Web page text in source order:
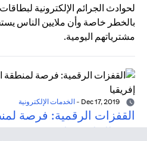
لحوادث الجرائم الإلكترونية
بالخطر خاصة وأن ملايين الناس
مشترياتهم اليومية.
- الخدمات الإلكترونية
القفزات الرقمية: فرصة
وشمال إفريقيا